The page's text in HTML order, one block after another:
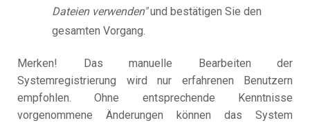
Dateien verwenden"und bestätigen Sie den
gesamten Vorgang.
Merken! Das manuelle Bearbeiten der
Systemregistrierung wird nur erfahrenen Benutzern
empfohlen. Ohne entsprechende Kenntnisse
vorgenommene Änderungen können das System